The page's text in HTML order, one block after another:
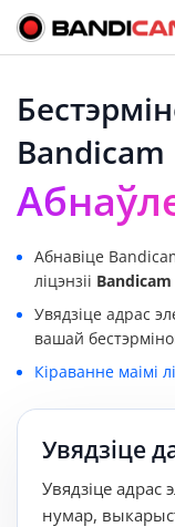
Bandicam
Абнавіце
ліцэнзіі Bandicam
Увядзіце адрас
вашай
Кіраванне маімі
Увядзіце
Увядзіце
нумар,